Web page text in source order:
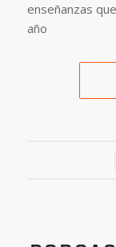
enseñanzas
año